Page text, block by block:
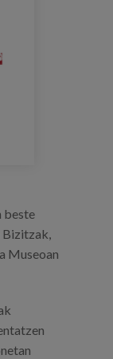
beste
Bizitzak,
Museoan